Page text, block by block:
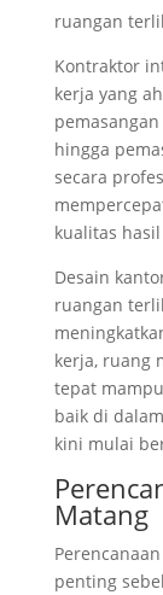
ruangan
Kontraktor
kerja yang
hingga
secara
kualitas
Desain
ruangan
kerja, ruang
tepat
baik di
kini mulai
Matang
penting